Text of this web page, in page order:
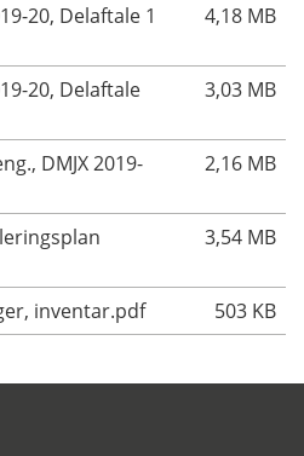
20, Delaftale 1
4,18 MB
20, Delaftale
3,03 MB
DMJX 2019-
2,16 MB
3,54 MB
inventar.pdf 503 KB